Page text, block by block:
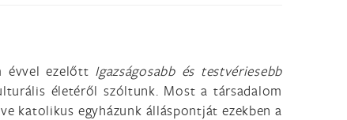
évvel ezelőtt Igazságosabb és testvériesebb
életéről szóltunk. Most a társadalom
katolikus egyházunk álláspontját ezekben a